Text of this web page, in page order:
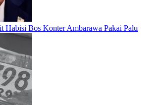
Habisi Bos Konter Ambarawa Pakai Palu